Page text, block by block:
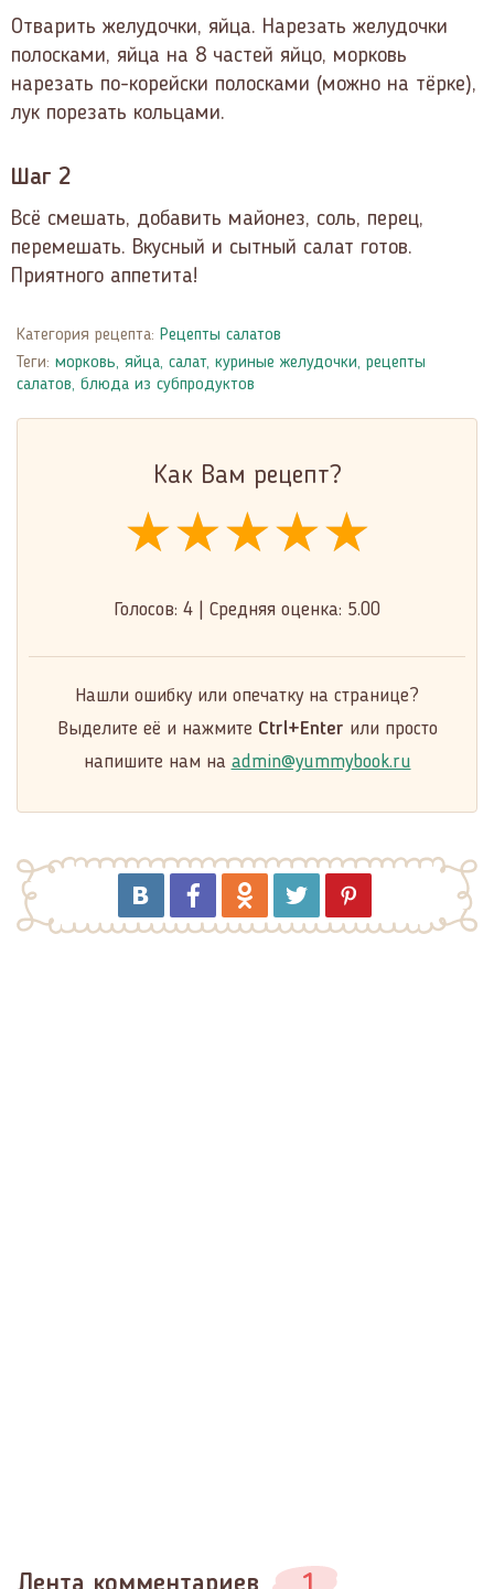
Отварить желудочки, яйца. Нарезать желудочки
полосками, яйца на 8 частей яйцо, морковь
нарезать по-корейски полосками (можно на тёрке),
лук порезать кольцами.
Шаг 2
Всё смешать, добавить майонез, соль, перец,
перемешать. Вкусный и сытный салат готов.
Приятного аппетита!
Категория рецепта: Рецепты салатов
Теги: морковь, яйца, салат, куриные желудочки, рецепты
салатов, блюда из субпродуктов
Как Вам рецепт?
★★★★★
★★★★★
★★★★★
Голосов: 4 Средняя оценка: 5.00
Нашли ошибку или опечатку на странице?
Выделите её и нажмите Ctrl+Enter или просто
напишите нам на admin@yummybook.ru